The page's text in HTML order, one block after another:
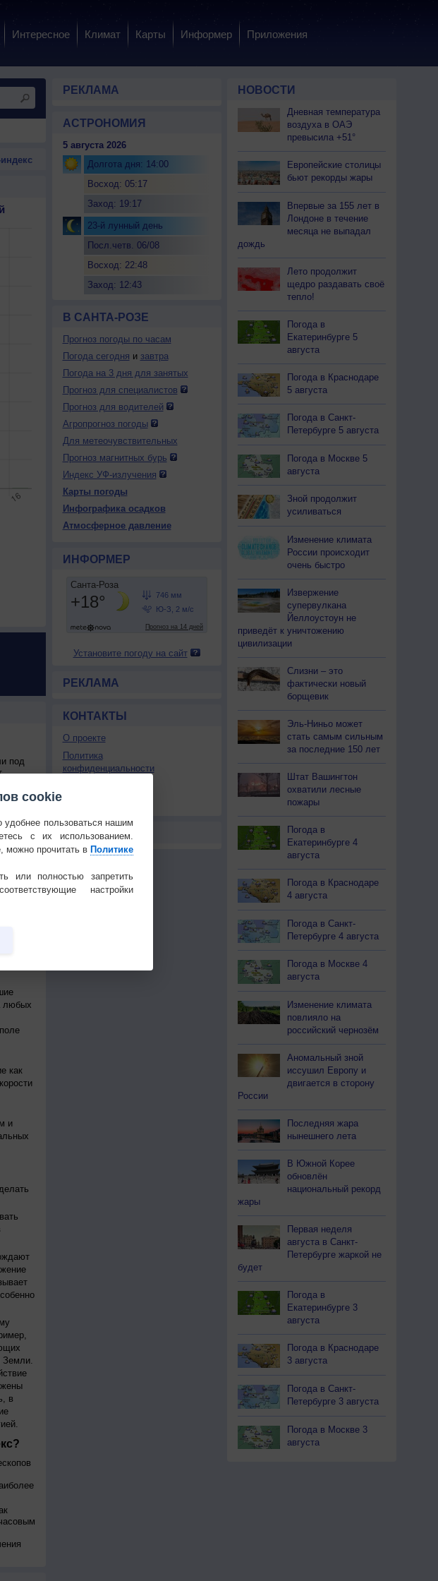
Интересное Климат Карты Информер Приложения
под
с
Это
силы
или
любых
как
и
Земли.
в
РЕКЛАМА
АСТРОНОМИЯ
5 августа 2026
Долгота дня: 14:00
Восход: 05:17
Заход: 19:17
23-й лунный день
Посл.четв. 06/08
Восход: 22:48
Заход: 12:43
В САНТА-РОЗЕ
Прогноз погоды по часам
Погода сегодня и завтра
Погода на 3 дня для занятых
Прогноз для специалистов
Прогноз для водителей
Агропрогноз погоды
Для метеочувствительных
Прогноз магнитных бурь
Индекс УФ-излучения
Карты погоды
Инфографика осадков
Атмосферное давление
ИНФОРМЕР
Установите погоду на сайт
РЕКЛАМА
КОНТАКТЫ
О проекте
Политика
конфиденциальности
РЕКЛАМА
НОВОСТИ
Дневная температура
воздуха в ОАЭ
превысила +51°
Европейские столицы
бьют рекорды жары
Впервые за 155 лет в
Лондоне в течение
месяца не выпадал
дождь
Лето продолжит
щедро раздавать своё
тепло!
Погода в
Екатеринбурге 5
августа
Погода в Краснодаре
5 августа
Погода в Санкт-
Петербурге 5 августа
Погода в Москве 5
августа
Зной продолжит
усиливаться
Изменение климата
России происходит
очень быстро
Извержение
супервулкана
Йеллоустоун не
приведёт к уничтожению
цивилизации
Слизни – это
фактически новый
борщевик
Эль-Ниньо может
стать самым сильным
за последние 150 лет
Штат Вашингтон
охватили лесные
пожары
Погода в
Екатеринбурге 4
августа
Погода в Краснодаре
4 августа
Погода в Санкт-
Петербурге 4 августа
Погода в Москве 4
августа
Изменение климата
повлияло на
российский чернозём
Аномальный зной
иссушил Европу и
двигается в сторону
России
Последняя жара
нынешнего лета
В Южной Корее
обновлён
национальный рекорд
жары
Первая неделя
августа в Санкт-
Петербурге жаркой не
будет
Погода в
Екатеринбурге 3
августа
Погода в Краснодаре
3 августа
Погода в Санкт-
Петербурге 3 августа
Погода в Москве 3
августа
cookie
пользоваться нашим
с их использованием.
можно прочитать в Политике
или полностью запретить
настройки